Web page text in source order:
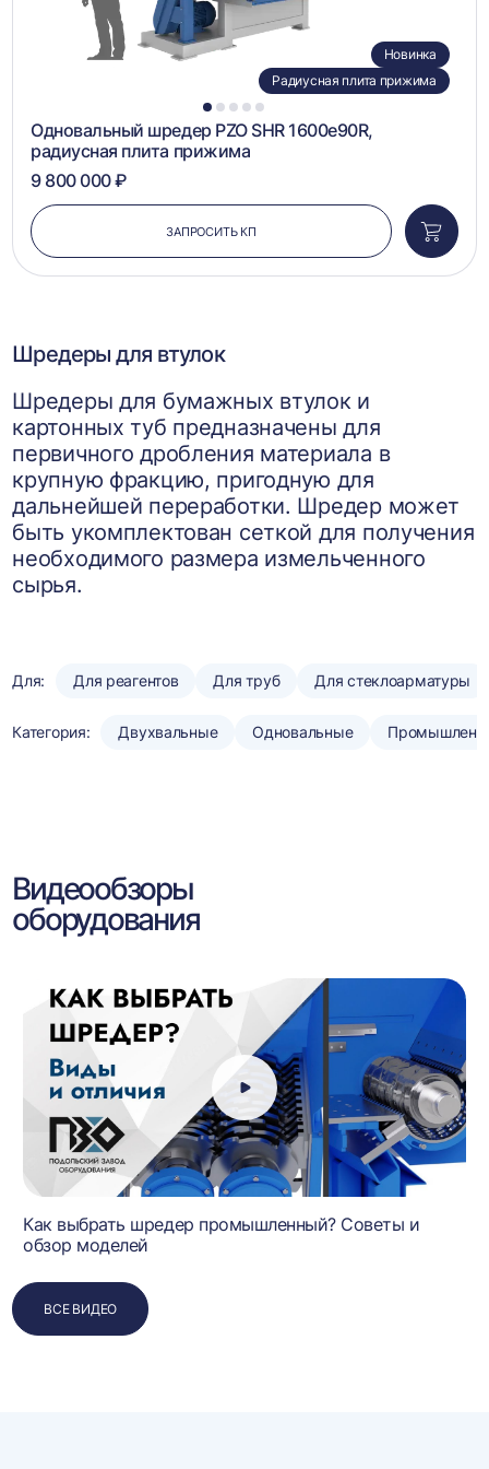
1 2 3 4 5
Новинка
Радиусная плита прижима
Одновальный шредер PZO SHR 1600e90R,
радиусная плита прижима
9 800 000 ₽
ЗАПРОСИТЬ КП
в
Шредеры для втулок
Шредеры для бумажных втулок и
картонных туб предназначены для
первичного дробления материала в
крупную фракцию, пригодную для
дальнейшей переработки. Шредер может
быть укомплектован сеткой для получения
необходимого размера измельченного
сырья.
Для: Для реагентов Для труб Для стеклоарматуры
Категория: Двухвальные Одновальные
Видеообзоры
оборудования
Как выбрать шредер промышленный? Советы и
обзор моделей
ВСЕ ВИДЕО